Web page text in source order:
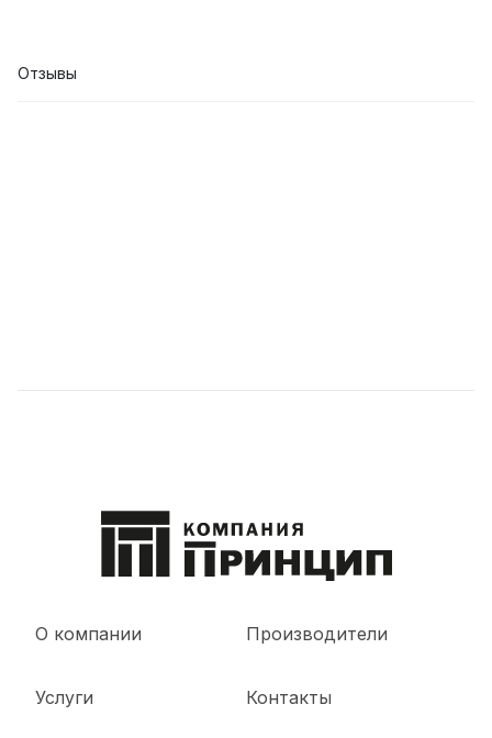
Отзывы
О компании
Услуги
Производители
Контакты